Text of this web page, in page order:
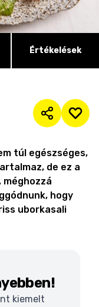
Értékelések
túl egészséges,
de ez a
méghozzá
hogy
uborkasali
kiemelt